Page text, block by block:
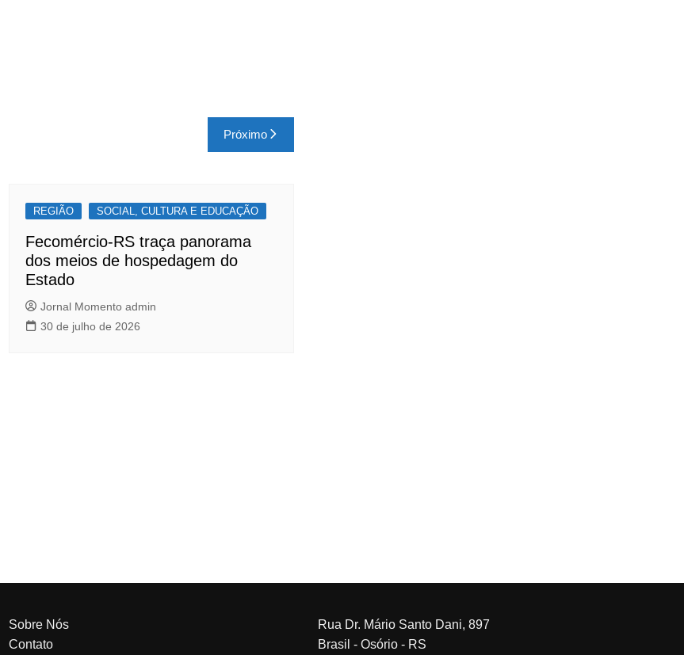
Próximo
REGIÃO SOCIAL, CULTURA E EDUCAÇÃO
Fecomércio-RS traça panorama
dos meios de hospedagem do
Estado
Jornal Momento admin
30 de julho de 2026
Sobre Nós
Contato
Rua Dr. Mário Santo Dani, 897
Brasil - Osório - RS